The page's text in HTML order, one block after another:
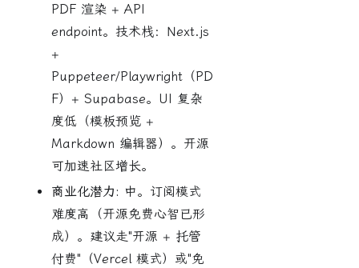
PDF 渲染 + API
endpoint。技术栈：Next.js
+
Puppeteer/Playwright（PD
F）+ Supabase。UI 复杂
度低（模板预览 +
Markdown 编辑器）。开源
可加速社区增长。
商业化潜力: 中。订阅模式
难度高（开源免费心智已形
成）。建议走"开源 + 托管
付费"（Vercel 模式）或"免